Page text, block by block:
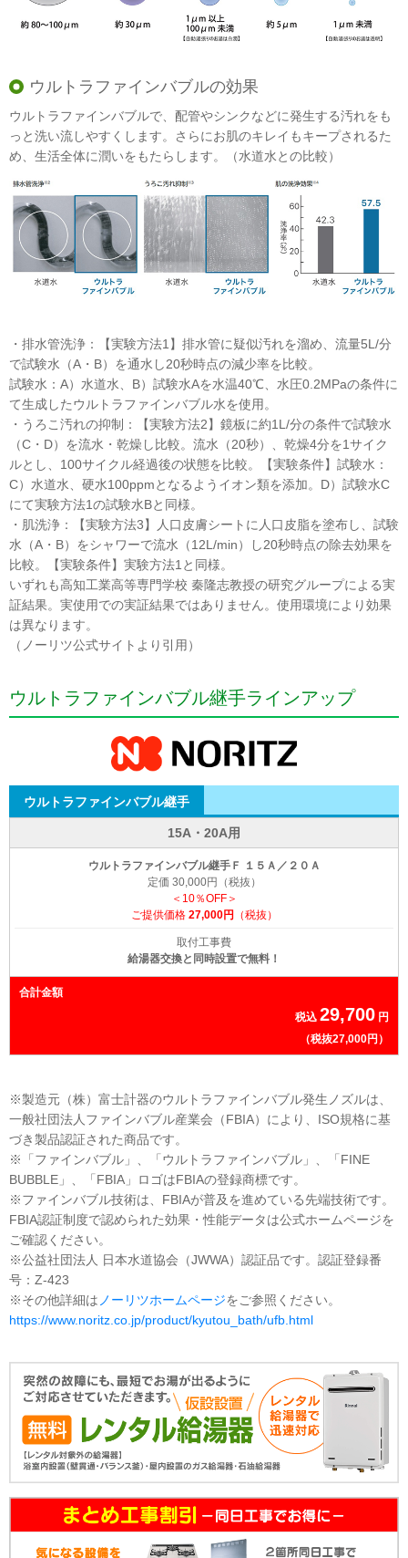
ウルトラファインバブルの効果
ウルトラファインバブルで、配管やシンクなどに発生する汚れをも
っと洗い流しやすくします。さらにお肌のキレイもキープされるた
め、生活全体に潤いをもたらします。（水道水との比較）
・排水管洗浄：【実験方法1】排水管に疑似汚れを溜め、流量5L/分
で試験水（A・B）を通水し20秒時点の減少率を比較。
試験水：A）水道水、B）試験水Aを水温40℃、水圧0.2MPaの条件に
て生成したウルトラファインバブル水を使用。
・うろこ汚れの抑制：【実験方法2】鏡板に約1L/分の条件で試験水
（C・D）を流水・乾燥し比較。流水（20秒）、乾燥4分を1サイク
ルとし、100サイクル経過後の状態を比較。【実験条件】試験水：
C）水道水、硬水100ppmとなるようイオン類を添加。D）試験水C
にて実験方法1の試験水Bと同様。
・肌洗浄：【実験方法3】人口皮膚シートに人口皮脂を塗布し、試験
水（A・B）をシャワーで流水（12L/min）し20秒時点の除去効果を
比較。【実験条件】実験方法1と同様。
いずれも高知工業高等専門学校 秦隆志教授の研究グループによる実
証結果。実使用での実証結果ではありません。使用環境により効果
は異なります。
（ノーリツ公式サイトより引用）
ウルトラファインバブル継手ラインアップ
ウルトラファインバブル継手
15A・20A用
ウルトラファインバブル継手Ｆ １５Ａ／２０Ａ
定価 30,000円（税抜）
＜10％OFF＞
ご提供価格 27,000円 （税抜）
取付工事費
給湯器交換と同時設置で無料！
合計金額
税込 29,700 円
（税抜27,000円）
※製造元（株）富士計器のウルトラファインバブル発生ノズルは、
一般社団法人ファインバブル産業会（FBIA）により、ISO規格に基
づき製品認証された商品です。
※「ファインバブル」、「ウルトラファインバブル」、「FINE
BUBBLE」、「FBIA」ロゴはFBIAの登録商標です。
※ファインバブル技術は、FBIAが普及を進めている先端技術です。
FBIA認証制度で認められた効果・性能データは公式ホームページを
ご確認ください。
※公益社団法人 日本水道協会（JWWA）認証品です。認証登録番
号：Z-423
※その他詳細は ノーリツホームページをご参照ください。
https://www.noritz.co.jp/product/kyutou_bath/ufb.html